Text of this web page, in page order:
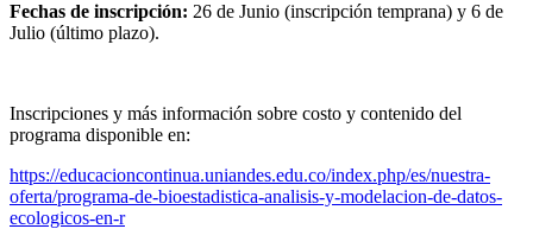
Fechas de inscripción: 26 de Junio (inscripción temprana) y 6 de
Julio (último plazo).
Inscripciones y más información sobre costo y contenido del
programa disponible en:
https://educacioncontinua.uniandes.edu.co/index.php/es/nuestra-
oferta/programa-de-bioestadistica-analisis-y-modelacion-de-datos-
ecologicos-en-r